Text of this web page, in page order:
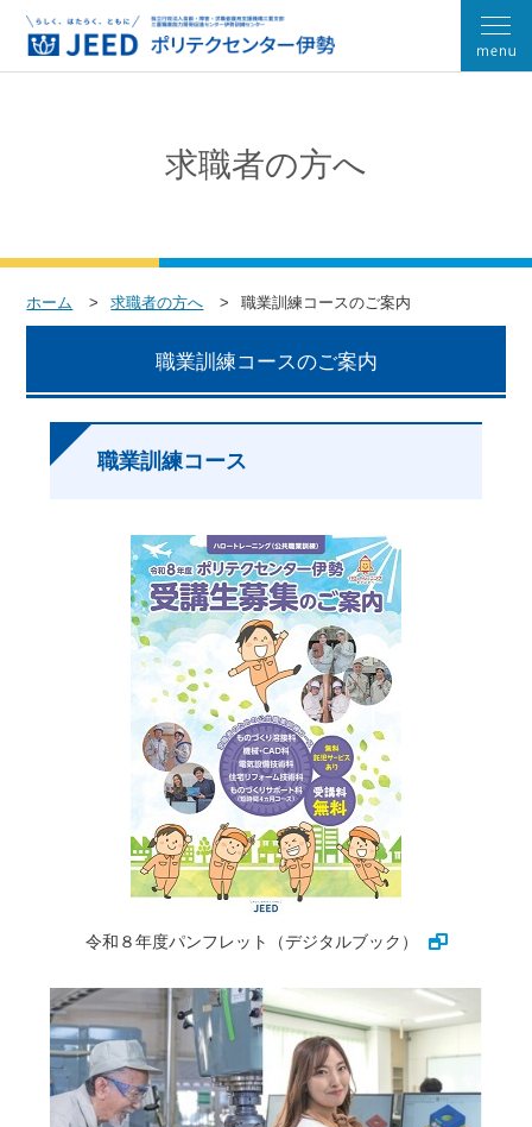
求職者の方へ
ホーム 求職者の方へ 職業訓練コースのご案内
職業訓練コースのご案内
職業訓練コース
令和８年度パンフレット（デジタルブック）